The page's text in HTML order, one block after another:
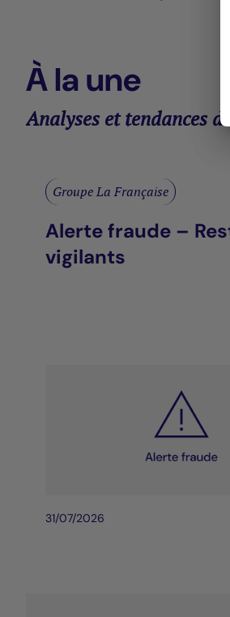
À la une
Analyses et tendances
Groupe La Française
Alerte fraude –
vigilants
31/07/2026